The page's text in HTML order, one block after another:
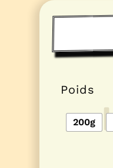
Poids
200g